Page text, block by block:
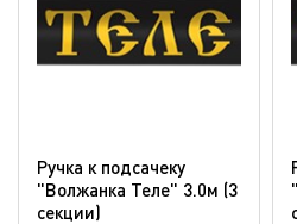
Ручка к подсачеку
"Волжанка Теле" 3.0м (3
секции)